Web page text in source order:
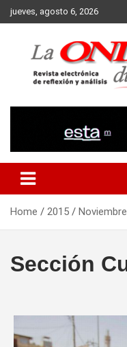
Skip
to
jueves, agosto 6, 2026
Home 2015 Noviembre